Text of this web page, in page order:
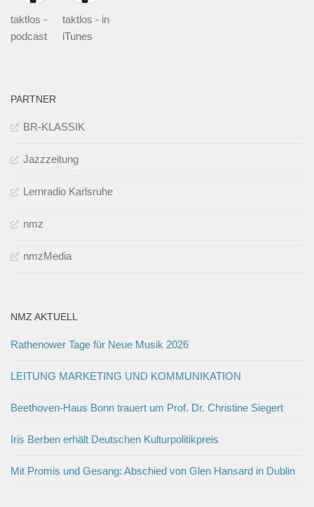
taktlos -
podcast
taktlos - in
iTunes
PARTNER
BR-KLASSIK
Jazzzeitung
Lernradio Karlsruhe
nmz
nmzMedia
NMZ AKTUELL
Rathenower Tage für Neue Musik 2026
LEITUNG MARKETING UND KOMMUNIKATION
Beethoven-Haus Bonn trauert um Prof. Dr. Christine Siegert
Iris Berben erhält Deutschen Kulturpolitikpreis
Mit Promis und Gesang: Abschied von Glen Hansard in Dublin